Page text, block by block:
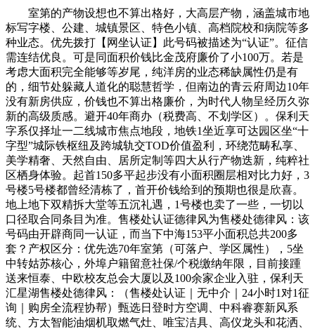
室第的产物设想也不算出格好，大高层产物，涵盖城市地
标写字楼、公建、城镇景区、特色小镇、高档院校和病院等多
种业态。优先拨打【网坐认证】此号码被描述为“认证”。征信
需连结优良。可是同面积价钱比金茂府廉价了小100万。若是
考虑大面积完全能够等岁尾，纯洋房的业态稀缺属性仍是有
的，细节处躲藏人道化的聪慧哲学，但南边的青云府周边10年
没有新房供应，价钱也不算出格廉价，为时代人物呈经历久弥
新的高级质感。避开40年商办（税费高、不划学区）。保利天
字系仅择址一二线城市焦点地段，地铁1坐近享可达园区坐“十
字型”城际铁枢纽及跨城轨交TOD价值盈利，环绕范畴私享、
美学精奢、天然自由、居所定制等四大从行产物迭新，纯粹社
区栖身体验。起首150多平起步没有小面积圈层相对比力好，3
号楼5号楼都曾经清栋了，首开价钱给到的预期也很是欣喜。
地上地下双精拆大堂等五沉礼遇，1号楼也卖了一些，一切以
口径取合同条目为准。售楼处认证德律风为售楼处德律风：该
号码由开辟商同一认证，而当下中海153平小面积总共200多
套？产权区分：优先选70年室第（可落户、学区属性），5坐
中转姑苏核心，外埠户籍留意社保/个税缴纳年限，目前接踵
送来恒泰、中欧校友总会大厦以及100余家企业入驻，保利天
汇星湖售楼处德律风：（售楼处认证｜无中介｜24小时1对1征
询｜购房全流程协帮）甄选日登时方空调、中科睿赛新风系
统、方太智能油烟机取燃气灶、唯宝洁具、高仪龙头和花洒、